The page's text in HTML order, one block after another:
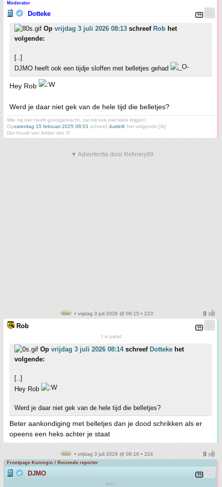
Moderator
Dotteke
Op vrijdag 3 juli 2026 08:13 schreef Rob het
volgende:
[..]
DJMO heeft ook een tijdje sloffen met belletjes gehad
Hey Rob
Werd je daar niet gek van de hele tijd die belletjes?
Wie mij niet heeft grootgebracht, zal mij ook niet klein krijgen!
Opzaterdag 15 februari 2025 08:01 schreef JustinK het volgende:[/b]
Dot houdt van lekker vlot :P
▼ Advertentie door Refinery89
• vrijdag 3 juli 2026 @ 08:15 • 223
Rob
't is patat
Op vrijdag 3 juli 2026 08:14schreef Dotteke het
volgende:
[..]
Hey Rob
Werd je daar niet gek van de hele tijd die belletjes?
Beter aankondiging met belletjes dan je dood schrikken als er
opeens een heks achter je staat
• vrijdag 3 juli 2026 @ 08:16 • 224
Frontpage Koningin / Reizende reporter
DJMO
#trut